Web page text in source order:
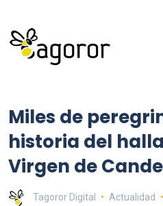
Miles de
historia del
Virgen de
Tagoror Digital Actualidad